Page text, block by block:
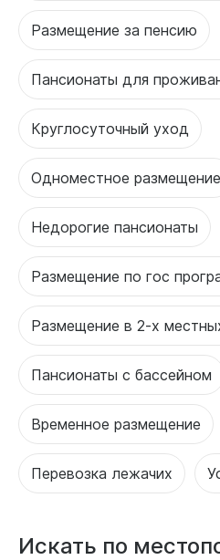
Размещение за пенсию
Пансионаты для
Круглосуточный уход
Одноместное размещение
Недорогие пансионаты
Размещение по гос
Размещение в 2-х
Пансионаты с бассейном
Временное размещение
Перевозка лежачих
Искать по